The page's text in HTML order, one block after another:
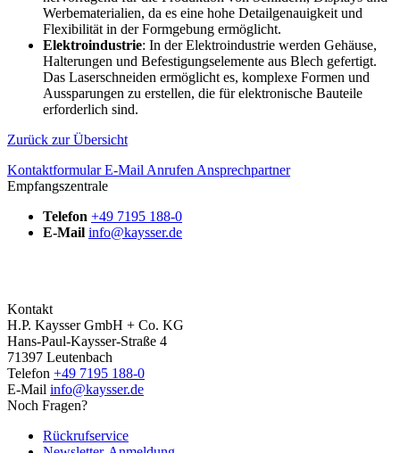
Werbematerialien, da es eine hohe Detailgenauigkeit und
Flexibilität in der Formgebung ermöglicht.
Elektroindustrie: In der Elektroindustrie werden Gehäuse,
Halterungen und Befestigungselemente aus Blech gefertigt.
Das Laserschneiden ermöglicht es, komplexe Formen und
Aussparungen zu erstellen, die für elektronische Bauteile
erforderlich sind.
Zurück zur Übersicht
Kontaktformular E-Mail Anrufen Ansprechpartner
Empfangszentrale
Telefon +49 7195 188-0
E-Mail info@kaysser.de
Kontakt
H.P. Kaysser GmbH + Co. KG
Hans-Paul-Kaysser-Straße 4
71397 Leutenbach
Telefon +49 7195 188-0
E-Mail info@kaysser.de
Noch Fragen?
Rückrufservice